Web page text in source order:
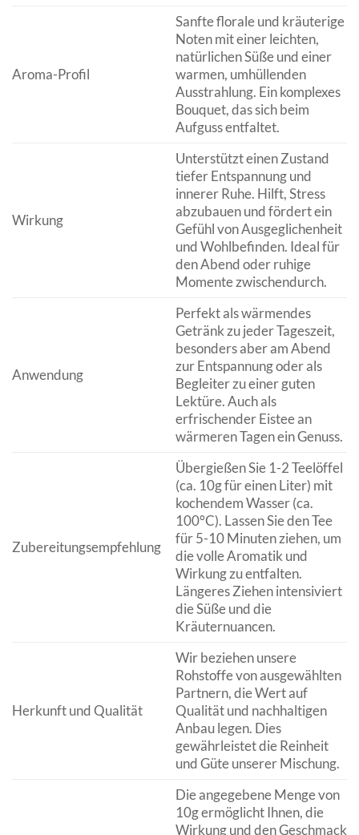
Aroma-Profil
Sanfte florale und kräuterige
Noten mit einer leichten,
natürlichen Süße und einer
warmen, umhüllenden
Ausstrahlung. Ein komplexes
Bouquet, das sich beim
Aufguss entfaltet.
Wirkung
Unterstützt einen Zustand
tiefer Entspannung und
innerer Ruhe. Hilft, Stress
abzubauen und fördert ein
Gefühl von Ausgeglichenheit
und Wohlbefinden. Ideal für
den Abend oder ruhige
Momente zwischendurch.
Anwendung
Perfekt als wärmendes
Getränk zu jeder Tageszeit,
besonders aber am Abend
zur Entspannung oder als
Begleiter zu einer guten
Lektüre. Auch als
erfrischender Eistee an
wärmeren Tagen ein Genuss.
Zubereitungsempfehlung
Übergießen Sie 1-2 Teelöffel
(ca. 10g für einen Liter) mit
kochendem Wasser (ca.
100°C). Lassen Sie den Tee
für 5-10 Minuten ziehen, um
die volle Aromatik und
Wirkung zu entfalten.
Längeres Ziehen intensiviert
die Süße und die
Kräuternuancen.
Herkunft und Qualität
Wir beziehen unsere
Rohstoffe von ausgewählten
Partnern, die Wert auf
Qualität und nachhaltigen
Anbau legen. Dies
gewährleistet die Reinheit
und Güte unserer Mischung.
Die angegebene Menge von
10g ermöglicht Ihnen, die
Wirkung und den Geschmack